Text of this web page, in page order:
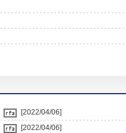
[2022/04/06]
[2022/04/06]